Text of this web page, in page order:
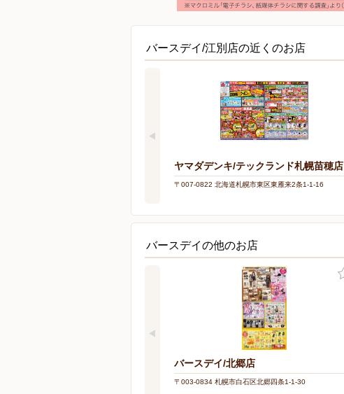
バースデイ/江別店の近くのお店
ヤマダデンキ/テックランド札幌苗穂店
〒007-0822 北海道札幌市東区東雁来2条1-1-16
バースデイの他のお店
バースデイ/北郷店
〒003-0834 札幌市白石区北郷四条1-1-30